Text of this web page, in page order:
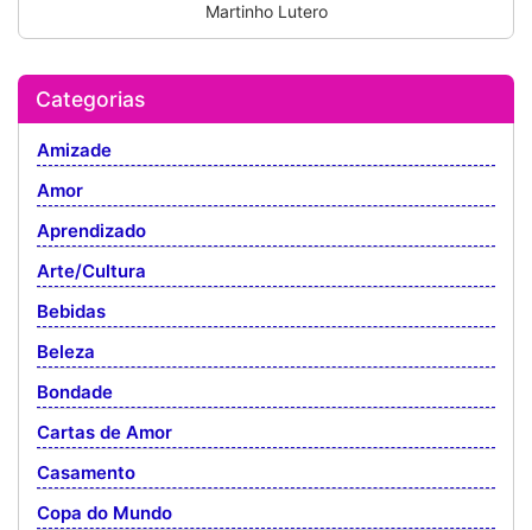
Martinho Lutero
Categorias
Amizade
Amor
Aprendizado
Arte/Cultura
Bebidas
Beleza
Bondade
Cartas de Amor
Casamento
Copa do Mundo